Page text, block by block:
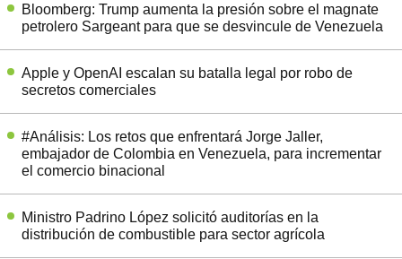
Bloomberg: Trump aumenta la presión sobre el magnate
petrolero Sargeant para que se desvincule de Venezuela
Apple y OpenAI escalan su batalla legal por robo de
secretos comerciales
#Análisis: Los retos que enfrentará Jorge Jaller,
embajador de Colombia en Venezuela, para incrementar
el comercio binacional
Ministro Padrino López solicitó auditorías en la
distribución de combustible para sector agrícola